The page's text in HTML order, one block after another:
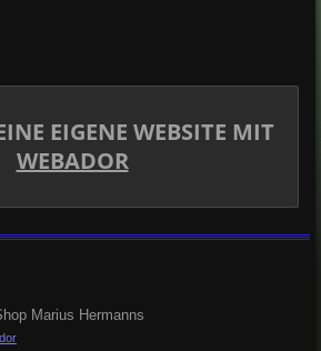
EIGENE WEBSITE MIT
WEBADOR
Marius Hermanns